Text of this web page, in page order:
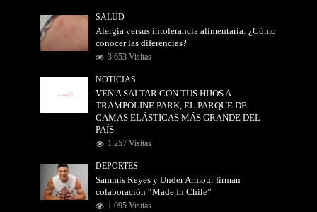
SALUD
Alergia versus intolerancia alimentaria: ¿Cómo
conocer las diferencias?
3.653 Visitas
NOTICIAS
VEN A SALTAR CON TUS HIJOS A
TRAMPOLINE PARK, EL PARQUE DE
CAMAS ELÁSTICAS MÁS GRANDE DEL
PAÍS
1.257 Visitas
DEPORTES
Sammis Reyes y Under Armour firman
colaboración “Made In Chile”
1.095 Visitas